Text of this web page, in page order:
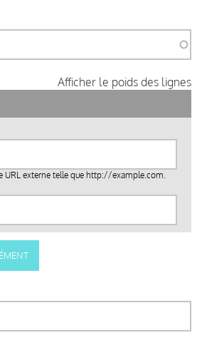
Afficher le poids des lignes
URL externe telle que http://example.com.